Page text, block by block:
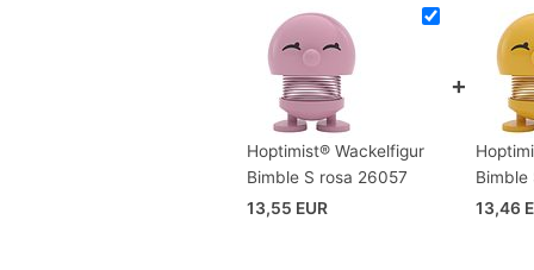
Hoptimist® Wackelfigur
Bimble S rosa 26057
13,55 EUR
Bimble
13,46